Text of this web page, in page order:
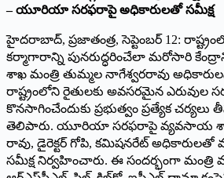
– యూరియా సరఫరాపై అధికారులతో సమీక్ష
హైదరాబాద్‌, ప్రజాతంత్ర, సెప్టెంబర్‌ 12:
కర్మాగారాన్ని పునరుద్ధరించేలా మరోసారి
శాఖ మంత్రి తుమ్మల నాగేశ్వరరావు
రాష్ట్రంలోని రైతులకు అవసరమైన ఎరువుల
కొనసాగించేందుకు ప్రభుత్వం ప్రత్యేక చర్యలు
తెలిపారు. యూరియా సరఫరాపై వ్యవసాయ శాఖ
రావు, డైరెక్టర్‌ గోపి, కమిషనరేట్‌ అధికారులతో
సమీక్ష నిర్వహించారు. ఈ సందర్భంగా మంత్రి